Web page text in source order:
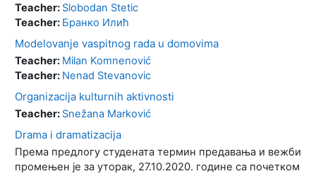
Teacher: Slobodan Stetic
Teacher: Бранко Илић
Modelovanje vaspitnog rada u domovima
Teacher: Milan Komnenović
Teacher: Nenad Stevanovic
Organizacija kulturnih aktivnosti
Teacher: Snežana Marković
Drama i dramatizacija
Према предлогу студената термин предавања и вежби
промењен је за уторак, 27.10.2020. године са почетком